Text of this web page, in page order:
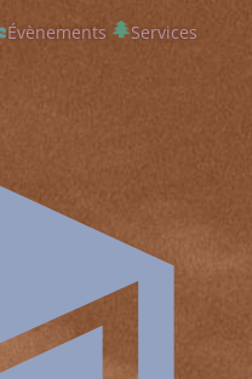
Évènements
Services